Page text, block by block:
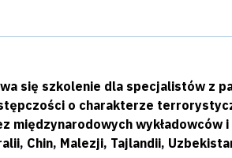
się szkolenie dla specjalistów z
o charakterze
międzynarodowych wykładowców
Chin, Malezji, Tajlandii,